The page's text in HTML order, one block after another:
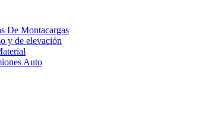
De Montacargas
y de elevación
Auto